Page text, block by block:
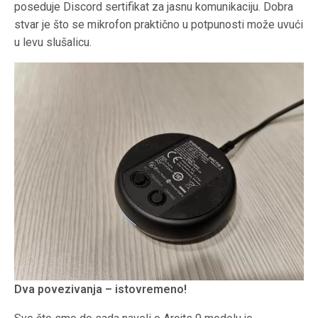
poseduje Discord sertifikat za jasnu komunikaciju. Dobra
stvar je što se mikrofon praktično u potpunosti može uvući
u levu slušalicu.
Dva povezivanja – istovremeno!